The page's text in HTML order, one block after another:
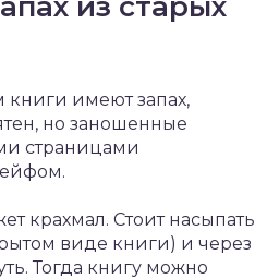
имеют запах,
но заношенные
страницами
крахмал. Стоит насыпать
виде книги) и через
Тогда книгу можно